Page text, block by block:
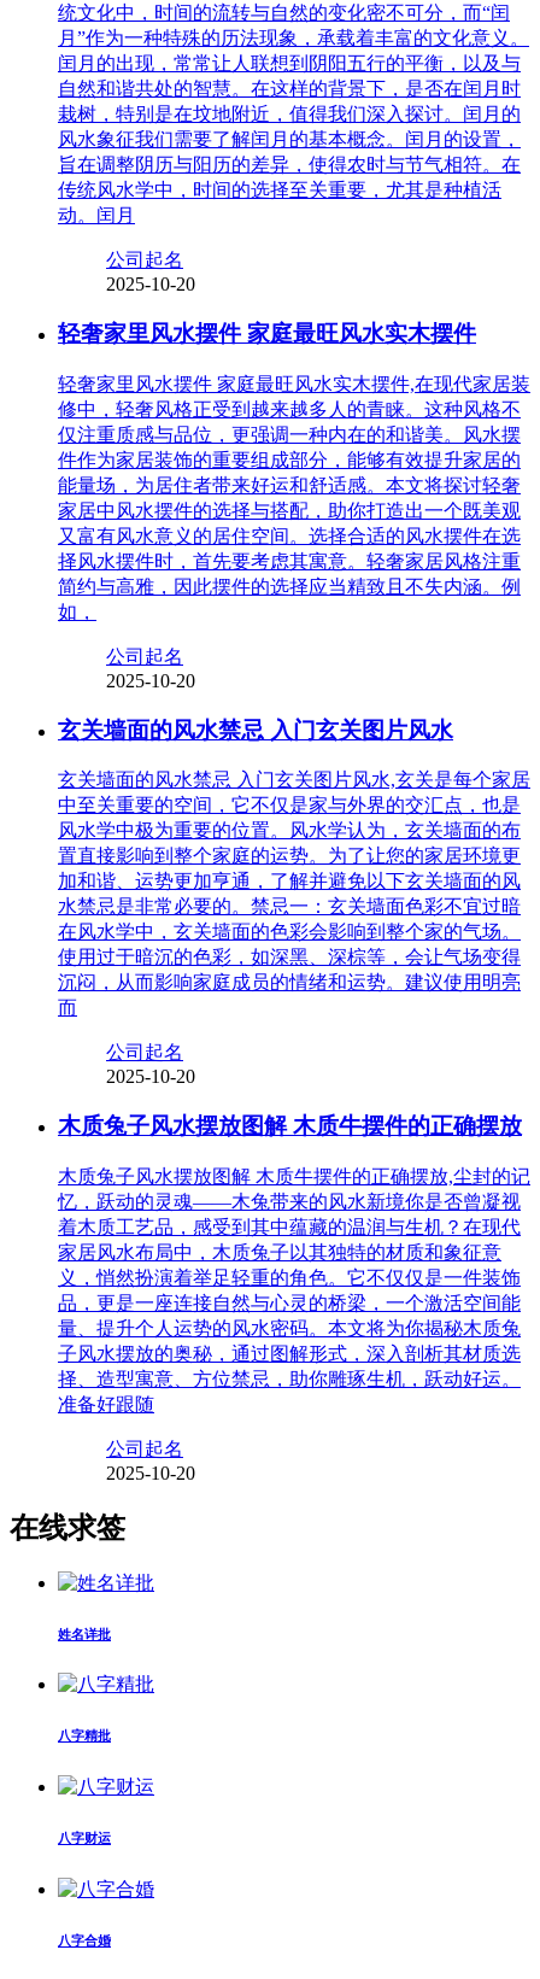
统文化中，时间的流转与自然的变化密不可分，而“闰
月”作为一种特殊的历法现象，承载着丰富的文化意义。
闰月的出现，常常让人联想到阴阳五行的平衡，以及与
自然和谐共处的智慧。在这样的背景下，是否在闰月时
栽树，特别是在坟地附近，值得我们深入探讨。闰月的
风水象征我们需要了解闰月的基本概念。闰月的设置，
旨在调整阴历与阳历的差异，使得农时与节气相符。在
传统风水学中，时间的选择至关重要，尤其是种植活
动。闰月
公司起名
2025-10-20
轻奢家里风水摆件 家庭最旺风水实木摆件
轻奢家里风水摆件 家庭最旺风水实木摆件,在现代家居装
修中，轻奢风格正受到越来越多人的青睐。这种风格不
仅注重质感与品位，更强调一种内在的和谐美。风水摆
件作为家居装饰的重要组成部分，能够有效提升家居的
能量场，为居住者带来好运和舒适感。本文将探讨轻奢
家居中风水摆件的选择与搭配，助你打造出一个既美观
又富有风水意义的居住空间。选择合适的风水摆件在选
择风水摆件时，首先要考虑其寓意。轻奢家居风格注重
简约与高雅，因此摆件的选择应当精致且不失内涵。例
如，
公司起名
2025-10-20
玄关墙面的风水禁忌 入门玄关图片风水
玄关墙面的风水禁忌 入门玄关图片风水,玄关是每个家居
中至关重要的空间，它不仅是家与外界的交汇点，也是
风水学中极为重要的位置。风水学认为，玄关墙面的布
置直接影响到整个家庭的运势。为了让您的家居环境更
加和谐、运势更加亨通，了解并避免以下玄关墙面的风
水禁忌是非常必要的。禁忌一：玄关墙面色彩不宜过暗
在风水学中，玄关墙面的色彩会影响到整个家的气场。
使用过于暗沉的色彩，如深黑、深棕等，会让气场变得
沉闷，从而影响家庭成员的情绪和运势。建议使用明亮
而
公司起名
2025-10-20
木质兔子风水摆放图解 木质牛摆件的正确摆放
木质兔子风水摆放图解 木质牛摆件的正确摆放,尘封的记
忆，跃动的灵魂——木兔带来的风水新境你是否曾凝视
着木质工艺品，感受到其中蕴藏的温润与生机？在现代
家居风水布局中，木质兔子以其独特的材质和象征意
义，悄然扮演着举足轻重的角色。它不仅仅是一件装饰
品，更是一座连接自然与心灵的桥梁，一个激活空间能
量、提升个人运势的风水密码。本文将为你揭秘木质兔
子风水摆放的奥秘，通过图解形式，深入剖析其材质选
择、造型寓意、方位禁忌，助你雕琢生机，跃动好运。
准备好跟随
公司起名
2025-10-20
在线求签
姓名详批
八字精批
八字财运
八字合婚